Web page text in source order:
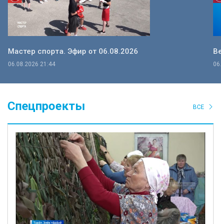
Мастер спорта. Эфир от 06.08.2026
06.08.2026 21:44
ВСЕ
Спецпроекты